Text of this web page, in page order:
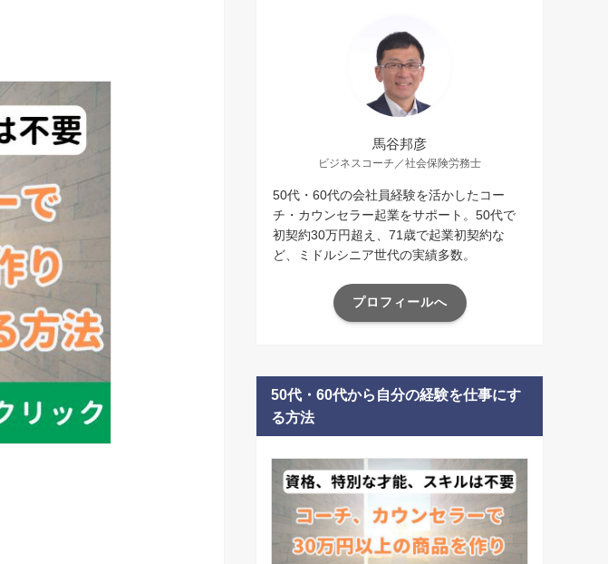
馬谷邦彦
ビジネスコーチ／社会保険労務士
50代・60代の会社員経験を活かしたコー
チ・カウンセラー起業をサポート。50代で
初契約30万円超え、71歳で起業初契約な
ど、ミドルシニア世代の実績多数。
プロフィールへ
50代・60代から自分の経験を仕事にす
る方法